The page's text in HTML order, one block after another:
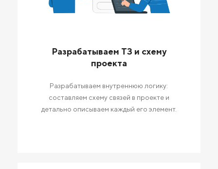
Разрабатываем ТЗ и схему
проекта
Разрабатываем внутреннюю логику:
составляем схему связей в проекте и
детально описываем каждый его элемент.